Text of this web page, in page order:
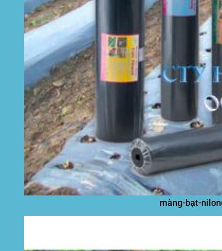
màng-bạt-